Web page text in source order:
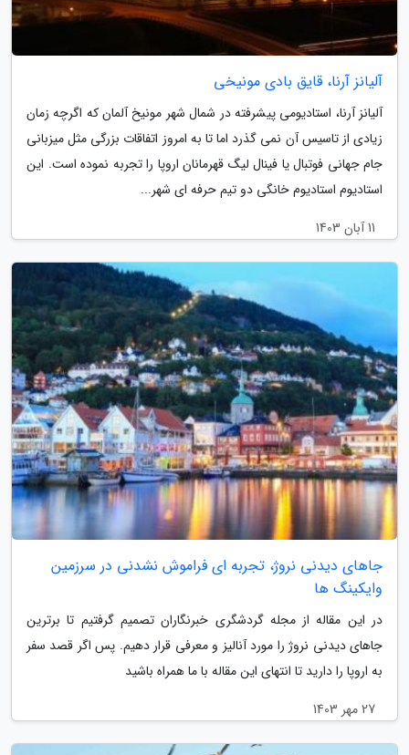
آلیانز آرنا، قایق بادی مونیخی
آلیانز آرنا، استادیومی پیشرفته در شمال شهر مونیخ آلمان که اگرچه زمان
زیادی از تاسیس آن نمی گذرد اما تا به امروز اتفاقات بزرگی مثل میزبانی
جام جهانی فوتبال یا فینال لیگ قهرمانان اروپا را تجربه نموده است. این
استادیوم استادیوم خانگی دو تیم حرفه ای شهر...
11 آبان 1403
جاهای دیدنی نروژ، تجربه ای فراموش نشدنی در سرزمین
وایکینگ ها
در این مقاله از مجله گردشگری خبرنگاران تصمیم گرفتیم تا برترین
جاهای دیدنی نروژ را مورد آنالیز و معرفی قرار دهیم. پس اگر قصد سفر
به اروپا را دارید تا انتهای این مقاله با ما همراه باشید
27 مهر 1403